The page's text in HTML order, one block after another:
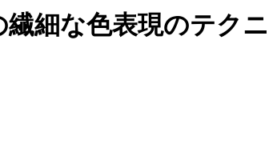
細な色表現のテク